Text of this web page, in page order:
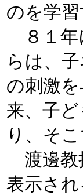
のを学
８１年
らは、
の刺激
来、子
り、そ
渡邊教
表示さ